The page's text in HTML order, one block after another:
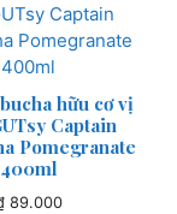
hữu cơ vị
Captain
Pomegranate
400ml
89.000